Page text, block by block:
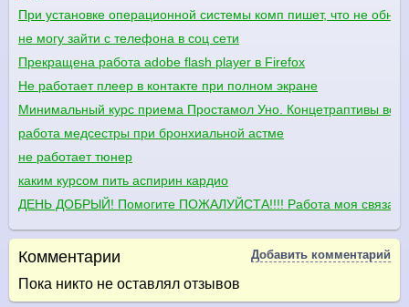
При установке операционной системы комп пишет, что не
не могу зайти с телефона в соц сети
Прекращена работа adobe flash player в Firefox
Не работает плеер в контакте при полном экране
Минимальный курс приема Простамол Уно. Концетраптивы во
работа медсестры при бронхиальной астме
не работает тюнер
каким курсом пить аспирин кардио
ДЕНЬ ДОБРЫЙ! Помогите ПОЖАЛУЙСТА!!!! Работа моя связана
Комментарии Добавить комментарий
Пока никто не оставлял отзывов